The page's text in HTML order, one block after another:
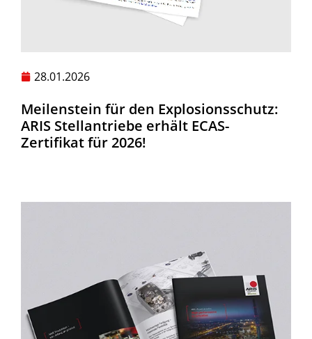
28.01.2026
Meilenstein für den Explosionsschutz:
ARIS Stellantriebe erhält ECAS-
Zertifikat für 2026!